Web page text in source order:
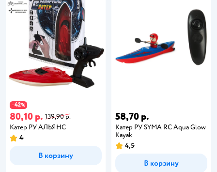
−42%
80,10 р. 139,90 р.
Катер РУ АЛЬЯНС
4
В корзину
58,70 р.
Катер РУ SYMA RC Aqua Glow
Kayak
4,5
В корзину